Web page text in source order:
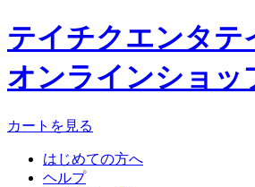
テイチクエンタテ
オンラインショッ
カートを見る
はじめての方へ
ヘルプ